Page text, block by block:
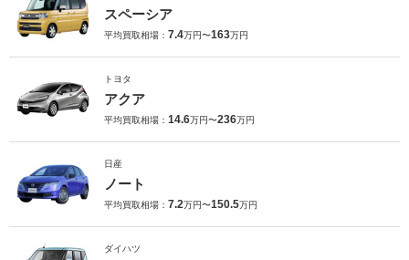
スペーシア
平均買取相場： 7.4万円〜163万円
トヨタ
アクア
平均買取相場： 14.6万円〜236万円
日産
ノート
平均買取相場： 7.2万円〜150.5万円
ダイハツ